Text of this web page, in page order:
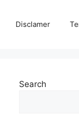
Disclamer
Search